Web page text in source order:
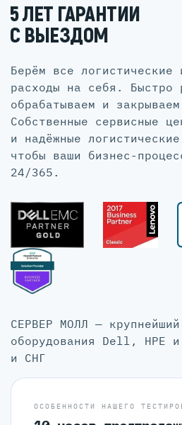
5 ЛЕТ ГАРАНТИИ
С ВЫЕЗДОМ
Берём все логистические
расходы на себя. Быстро
обрабатываем и
Собственные сервисные
и надёжные
чтобы ваши бизнес-
24/365.
СЕРВЕР МОЛЛ —
оборудования Dell, HPE
и СНГ
ОСОБЕННОСТИ НАШЕГО